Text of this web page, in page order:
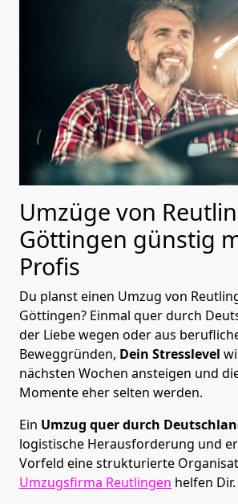
Umzüge von
Göttingen günstig
Profis
Du planst einen Umzug von
Göttingen? Einmal quer durch
der Liebe wegen oder aus
Beweggründen, Dein Stresslevel
nächsten Wochen ansteigen und
Momente eher selten werden.
Ein Umzug quer durch
logistische Herausforderung und
Vorfeld eine strukturierte
Umzugsfirma Reutlingen helfen Dir.